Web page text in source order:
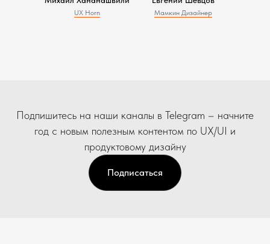
UX Horn Мамкин Дизайнер
Подпишитесь на наши каналы в Telegram – начните
год с новым полезным контентом по UX/UI и
продуктовому дизайну
Подписаться